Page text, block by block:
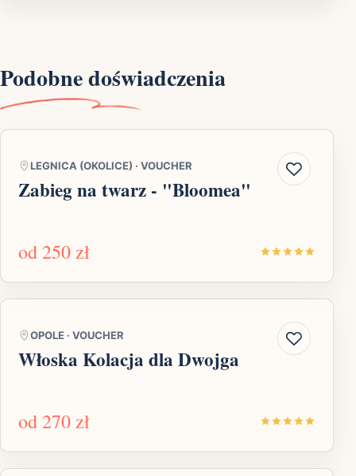
Podobne doświadczenia
LEGNICA (OKOLICE) · VOUCHER
Zabieg na twarz - "Bloomea"
od 250 zł
OPOLE · VOUCHER
Włoska Kolacja dla Dwojga
od 270 zł